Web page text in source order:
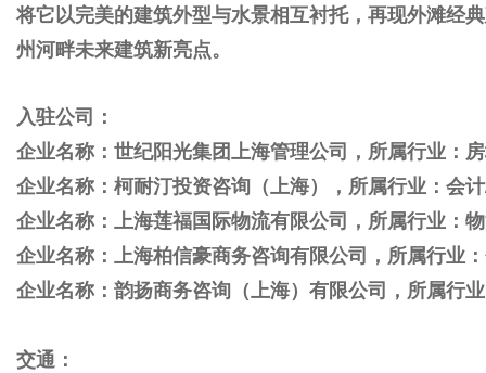
将它以完美的建筑外型与水景相互衬托，再现外滩经
州河畔未来建筑新亮点。
入驻公司：
企业名称：世纪阳光集团上海管理公司，所属行业：
企业名称：柯耐汀投资咨询（上海），所属行业：会
企业名称：上海莲福国际物流有限公司，所属行业：
企业名称：上海柏信豪商务咨询有限公司，所属行业
企业名称：韵扬商务咨询（上海）有限公司，所属行
交通：